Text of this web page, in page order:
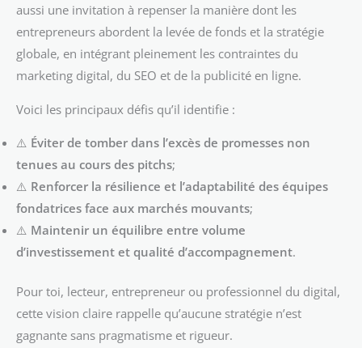
aussi une invitation à repenser la manière dont les
entrepreneurs abordent la levée de fonds et la stratégie
globale, en intégrant pleinement les contraintes du
marketing digital, du SEO et de la publicité en ligne.
Voici les principaux défis qu’il identifie :
⚠️ Éviter de tomber dans l’excès de promesses non
tenues au cours des pitchs;
⚠️ Renforcer la résilience et l’adaptabilité des équipes
fondatrices face aux marchés mouvants;
⚠️ Maintenir un équilibre entre volume
d’investissement et qualité d’accompagnement.
Pour toi, lecteur, entrepreneur ou professionnel du digital,
cette vision claire rappelle qu’aucune stratégie n’est
gagnante sans pragmatisme et rigueur.